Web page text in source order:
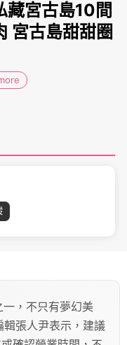
藏宮古島10間
宮古島甜甜圈
，不只有夢幻美
張人尹表示，建議